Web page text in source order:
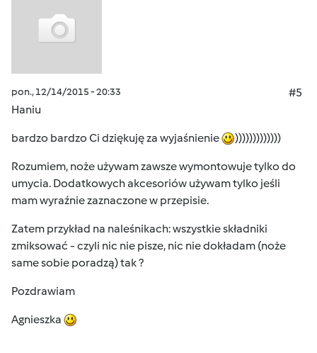
pon., 12/14/2015 - 20:33
#5
Haniu
bardzo bardzo Ci dziękuję za wyjaśnienie )))))))))))))
Rozumiem, noże używam zawsze wymontowuje tylko do
umycia. Dodatkowych akcesoriów używam tylko jeśli
mam wyraźnie zaznaczone w przepisie.
Zatem przykład na naleśnikach: wszystkie składniki
zmiksować - czyli nic nie pisze, nic nie dokładam (noże
same sobie poradzą) tak ?
Pozdrawiam
Agnieszka